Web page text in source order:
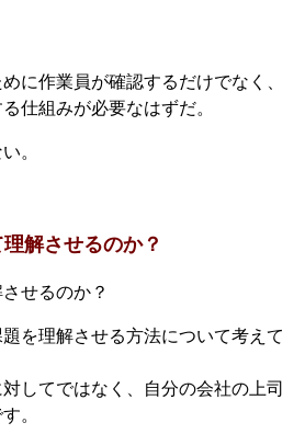
に作業員が確認するだけでなく、
仕組みが必要なはずだ。
。
解させるのか？
せるのか？
を理解させる方法について考えて
してではなく、自分の会社の上司
。